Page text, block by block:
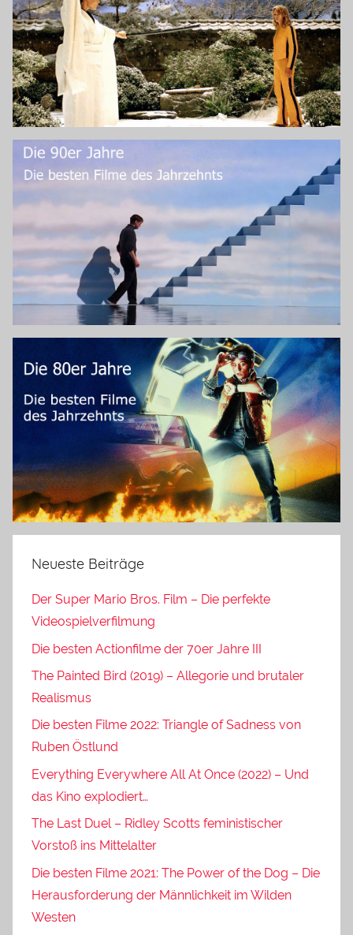
Neueste Beiträge
Der Super Mario Bros. Film – Die perfekte
Videospielverfilmung
Die besten Actionfilme der 70er Jahre III
The Painted Bird (2019) – Allegorie und brutaler
Realismus
Die besten Filme 2022: Triangle of Sadness von
Ruben Östlund
Everything Everywhere All At Once (2022) – Und
das Kino explodiert…
The Last Duel – Ridley Scotts feministischer
Vorstoß ins Mittelalter
Die besten Filme 2021: The Power of the Dog – Die
Herausforderung der Männlichkeit im Wilden
Westen